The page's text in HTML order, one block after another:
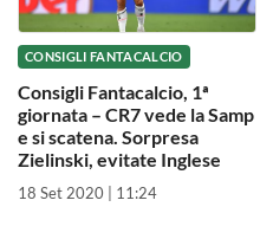
CONSIGLI FANTACALCIO
Consigli Fantacalcio, 1ª
giornata – CR7 vede la Samp
e si scatena. Sorpresa
Zielinski, evitate Inglese
18 Set 2020 | 11:24